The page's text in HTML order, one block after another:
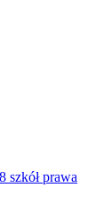
szkół prawa